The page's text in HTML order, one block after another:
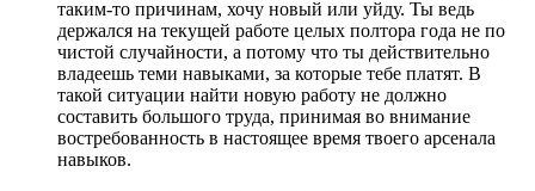
таким-то причинам, хочу новый или уйду. Ты ведь
держался на текущей работе целых полтора года не по
чистой случайности, а потому что ты действительно
владеешь теми навыками, за которые тебе платят. В
такой ситуации найти новую работу не должно
составить большого труда, принимая во внимание
востребованность в настоящее время твоего арсенала
навыков.